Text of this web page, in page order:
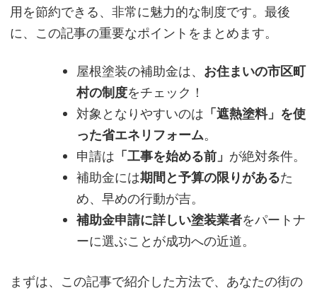
用を節約できる、非常に魅力的な制度です。最後
に、この記事の重要なポイントをまとめます。
屋根塗装の補助金は、 お住まいの市区町
村の制度をチェック！
対象となりやすいのは 「遮熱塗料」を使
った省エネリフォーム。
申請は 「工事を始める前」 が絶対条件。
補助金には期間と予算の限りがあるた
め、早めの行動が吉。
補助金申請に詳しい塗装業者をパートナ
ーに選ぶことが成功への近道。
まずは、この記事で紹介した方法で、あなたの街の